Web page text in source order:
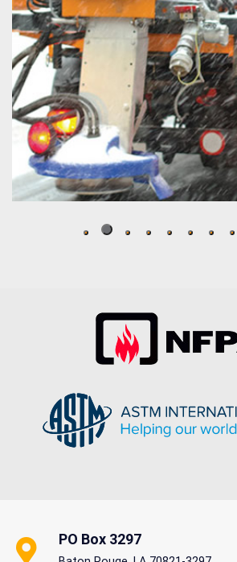
Salt
Well suited to stand up to
abrasive environments, Crompion
Cromgard Specialty
PO Box 3297